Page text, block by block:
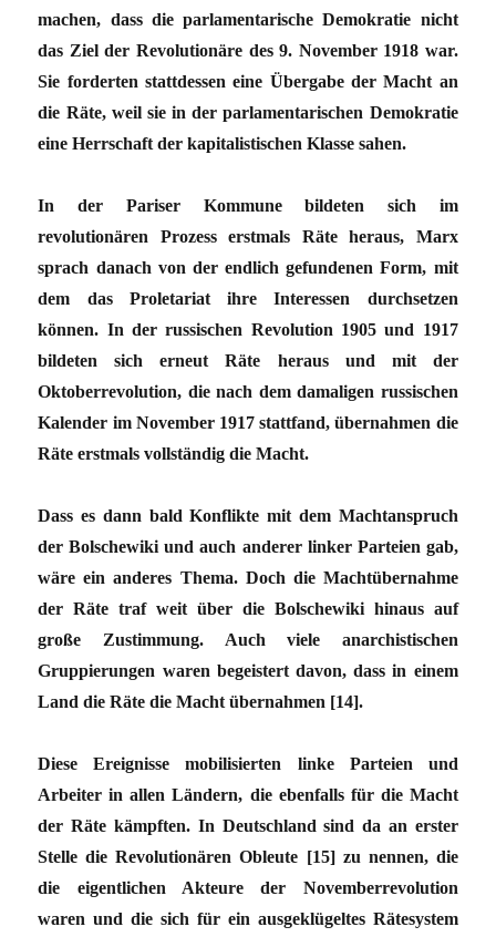
machen, dass die parlamentarische Demokratie nicht
das Ziel der Revolutionäre des 9. November 1918 war.
Sie forderten stattdessen eine Übergabe der Macht an
die Räte, weil sie in der parlamentarischen Demokratie
eine Herrschaft der kapitalistischen Klasse sahen.
In der Pariser Kommune bildeten sich im
revolutionären Prozess erstmals Räte heraus, Marx
sprach danach von der endlich gefundenen Form, mit
dem das Proletariat ihre Interessen durchsetzen
können. In der russischen Revolution 1905 und 1917
bildeten sich erneut Räte heraus und mit der
Oktoberrevolution, die nach dem damaligen russischen
Kalender im November 1917 stattfand, übernahmen die
Räte erstmals vollständig die Macht.
Dass es dann bald Konflikte mit dem Machtanspruch
der Bolschewiki und auch anderer linker Parteien gab,
wäre ein anderes Thema. Doch die Machtübernahme
der Räte traf weit über die Bolschewiki hinaus auf
große Zustimmung. Auch viele anarchistischen
Gruppierungen waren begeistert davon, dass in einem
Land die Räte die Macht übernahmen [14].
Diese Ereignisse mobilisierten linke Parteien und
Arbeiter in allen Ländern, die ebenfalls für die Macht
der Räte kämpften. In Deutschland sind da an erster
Stelle die Revolutionären Obleute [15] zu nennen, die
die eigentlichen Akteure der Novemberrevolution
waren und die sich für ein ausgeklügeltes Rätesystem